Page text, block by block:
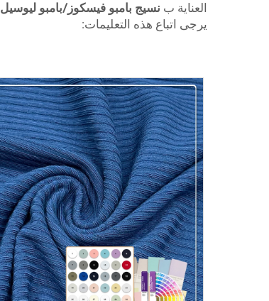
العناية ب نسيج بامبو فيسكوز/بامبو ليوسيل
يرجى اتباع هذه التعليمات: